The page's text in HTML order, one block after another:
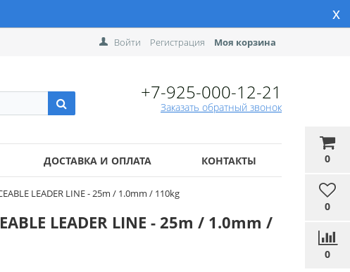
x
0
0
0
Войти Регистрация Моя корзина
+7-925-000-12-21
Заказать обратный звонок
ДОСТАВКА И ОПЛАТА КОНТАКТЫ
LEADER LINE - 25m / 1.0mm / 110kg
LEADER LINE - 25m / 1.0mm /